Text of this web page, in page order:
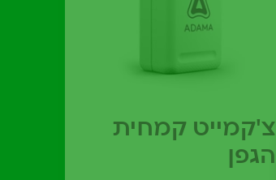
צ'קמייט קמחית
הגפן